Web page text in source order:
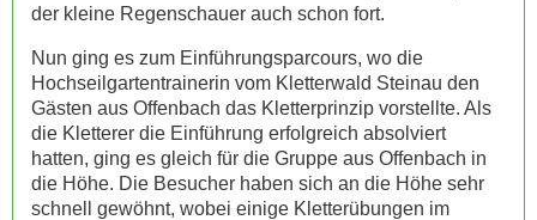
der kleine Regenschauer auch schon fort.
Nun ging es zum Einführungsparcours, wo die
Hochseilgartentrainerin vom Kletterwald Steinau den
Gästen aus Offenbach das Kletterprinzip vorstellte. Als
die Kletterer die Einführung erfolgreich absolviert
hatten, ging es gleich für die Gruppe aus Offenbach in
die Höhe. Die Besucher haben sich an die Höhe sehr
schnell gewöhnt, wobei einige Kletterübungen im